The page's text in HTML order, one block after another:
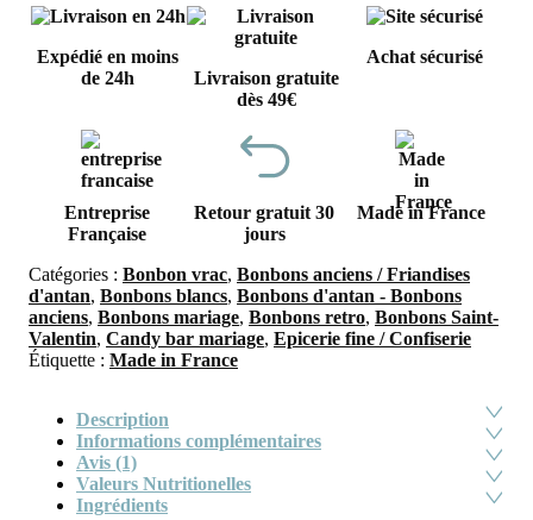
Expédié en moins
de 24h
Livraison gratuite
dès 49€
Achat sécurisé
Entreprise
Française
Retour gratuit 30
jours
Made in France
Catégories : Bonbon vrac, Bonbons anciens / Friandises
d'antan, Bonbons blancs, Bonbons d'antan - Bonbons
anciens, Bonbons mariage, Bonbons retro, Bonbons Saint-
Valentin, Candy bar mariage, Epicerie fine / Confiserie
Étiquette : Made in France
Description
Informations complémentaires
Avis (1)
Valeurs Nutritionelles
Ingrédients